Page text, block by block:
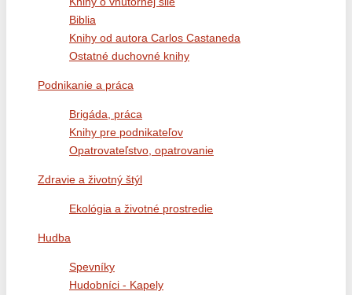
Biblia
Knihy od autora Carlos Castaneda
Ostatné duchovné knihy
Podnikanie a práca
Brigáda, práca
Knihy pre podnikateľov
Opatrovateľstvo, opatrovanie
Zdravie a životný štýl
Ekológia a životné prostredie
Hudba
Spevníky
Hudobníci - Kapely